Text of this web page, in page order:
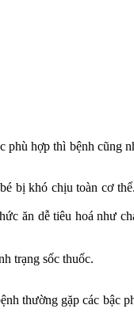
phù hợp thì bệnh cũng
bị khó chịu toàn cơ
ăn dễ tiêu hoá như
trạng sốc thuốc.
thường gặp các bậc